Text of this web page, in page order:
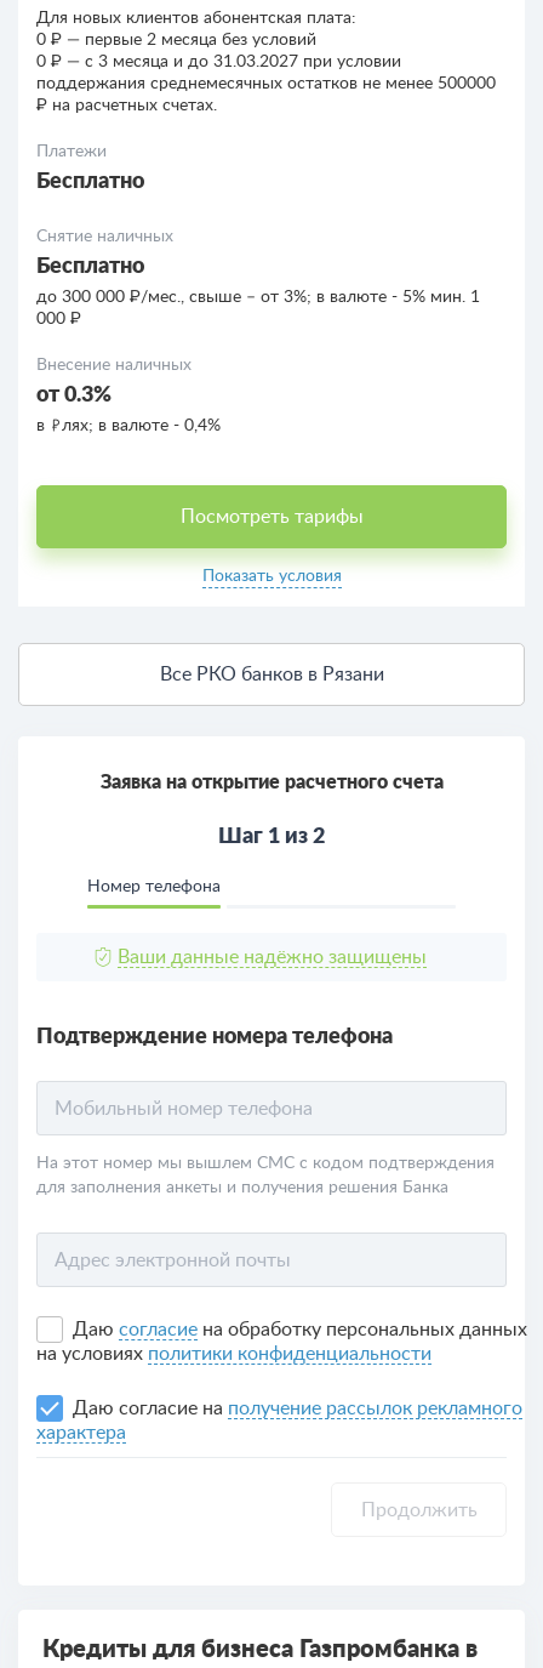
Для новых клиентов абонентская плата:
0 ₽ — первые 2 месяца без условий
0 ₽ — c 3 месяца и до 31.03.2027 при условии
поддержания среднемесячных остатков не менее 500000
₽ на расчетных счетах.
Платежи
Бесплатно
Снятие наличных
Бесплатно
до 300 000 ₽/мес., свыше – от 3%; в валюте - 5% мин. 1
000 ₽
Внесение наличных
от 0.3%
в лях; в валюте - 0,4%
Посмотреть тарифы
Показать условия
Все РКО банков в Рязани
Заявка на открытие расчетного счета
Шаг 1 из 2
Номер телефона
Ваши данные надёжно защищены
Подтверждение номера телефона
Мобильный номер телефона
На этот номер мы вышлем СМС с кодом подтверждения
для заполнения анкеты и получения решения Банка
Адрес электронной почты
Даю согласие на обработку персональных данных
на условиях политики конфиденциальности
Даю согласие на получение рассылок рекламного
характера
Продолжить
Кредиты для бизнеса Газпромбанка в